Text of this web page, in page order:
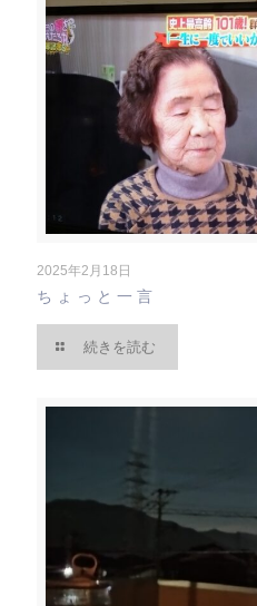
2025年2月18日
ちょっと一言
続きを読む